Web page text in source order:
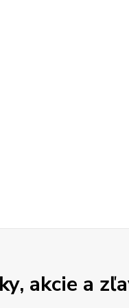
akcie a